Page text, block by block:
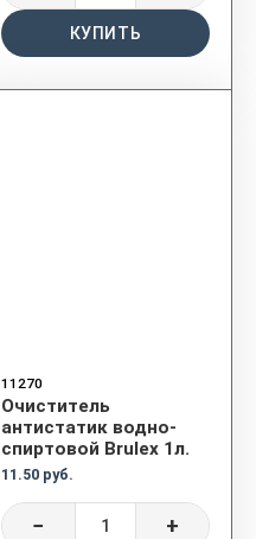
КУПИТЬ
11270
Очиститель
антистатик водно-
спиртовой Brulex 1л.
11.50 руб.
− +